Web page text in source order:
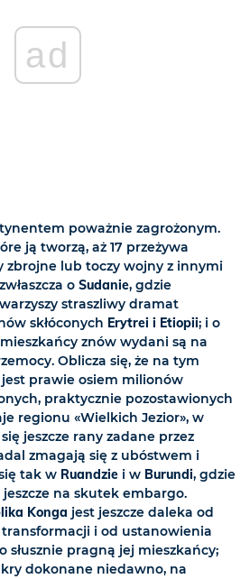
ad
poważnie zagrożonym.
ją tworzą, aż 17 przeżywa
lub toczy wojny z innymi
o Sudanie, gdzie
straszliwy dramat
skłóconych Erytrei i Etiopii; i o
znów wydani są na
Oblicza się, że na tym
prawie osiem milionów
praktycznie pozostawionych
regionu «Wielkich Jezior», w
jeszcze rany zadane przez
zmagają się z ubóstwem i
tak w Ruandzie i w Burundi, gdzie
na skutek embargo.
Konga jest jeszcze daleka od
i od ustanowienia
słusznie pragną jej mieszkańcy;
dokonane niedawno, na